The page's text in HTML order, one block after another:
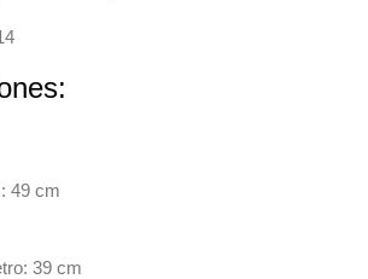
E-14
: 49 cm
39 cm